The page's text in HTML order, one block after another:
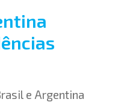
e Argentina